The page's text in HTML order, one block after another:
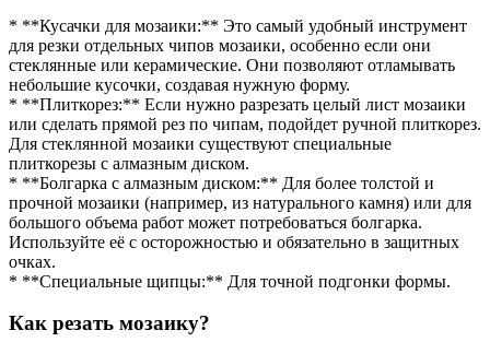
* **Кусачки для мозаики:** Это самый удобный инструмент
для резки отдельных чипов мозаики, особенно если они
стеклянные или керамические. Они позволяют отламывать
небольшие кусочки, создавая нужную форму.
* **Плиткорез:** Если нужно разрезать целый лист мозаики
или сделать прямой рез по чипам, подойдет ручной плиткорез.
Для стеклянной мозаики существуют специальные
плиткорезы с алмазным диском.
* **Болгарка с алмазным диском:** Для более толстой и
прочной мозаики (например, из натурального камня) или для
большого объема работ может потребоваться болгарка.
Используйте её с осторожностью и обязательно в защитных
очках.
* **Специальные щипцы:** Для точной подгонки формы.
Как резать мозаику?